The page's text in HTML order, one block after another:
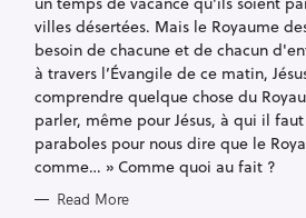
S
villes désertées. Mais le Royaume
besoin de chacune et de chacun
à travers l’Évangile de ce matin,
comprendre quelque chose du
parler, même pour Jésus, à qui il
paraboles pour nous dire que le
comme… » Comme quoi au fait ?
Read More